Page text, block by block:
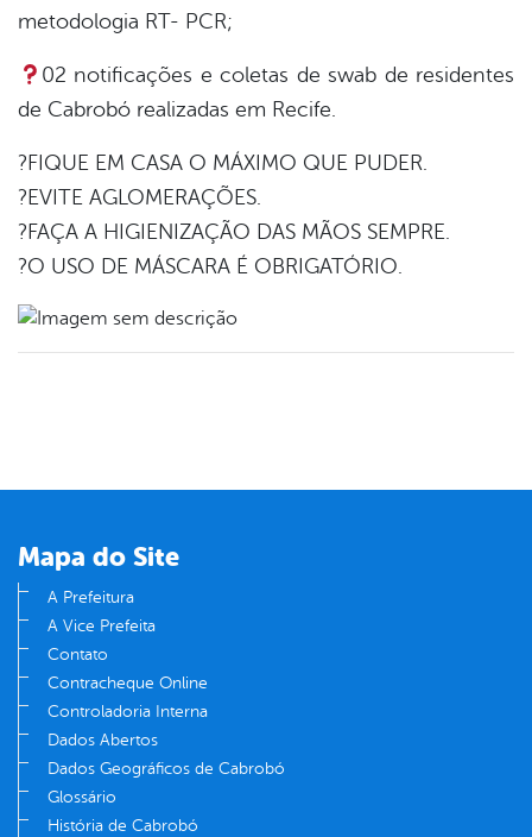
metodologia RT- PCR;
02 notificações e coletas de swab de residentes
de Cabrobó realizadas em Recife.
?FIQUE EM CASA O MÁXIMO QUE PUDER.
?EVITE AGLOMERAÇÕES.
?FAÇA A HIGIENIZAÇÃO DAS MÃOS SEMPRE.
?O USO DE MÁSCARA É OBRIGATÓRIO.
Mapa do Site
A Prefeitura
A Vice Prefeita
Contato
Contracheque Online
Controladoria Interna
Dados Abertos
Dados Geográficos de Cabrobó
Glossário
História de Cabrobó